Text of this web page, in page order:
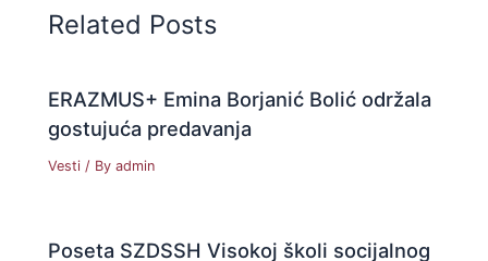
Related Posts
ERAZMUS+ Emina Borjanić Bolić održala
gostujuća predavanja
Vesti / Byadmin
Poseta SZDSSH Visokoj školi socijalnog